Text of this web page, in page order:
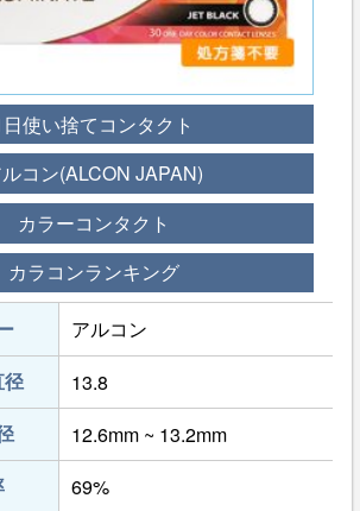
使い捨てコンタクト
コン(ALCON JAPAN)
カラーコンタクト
カラコンランキング
アルコン
径
13.8
12.6mm ~ 13.2mm
69%